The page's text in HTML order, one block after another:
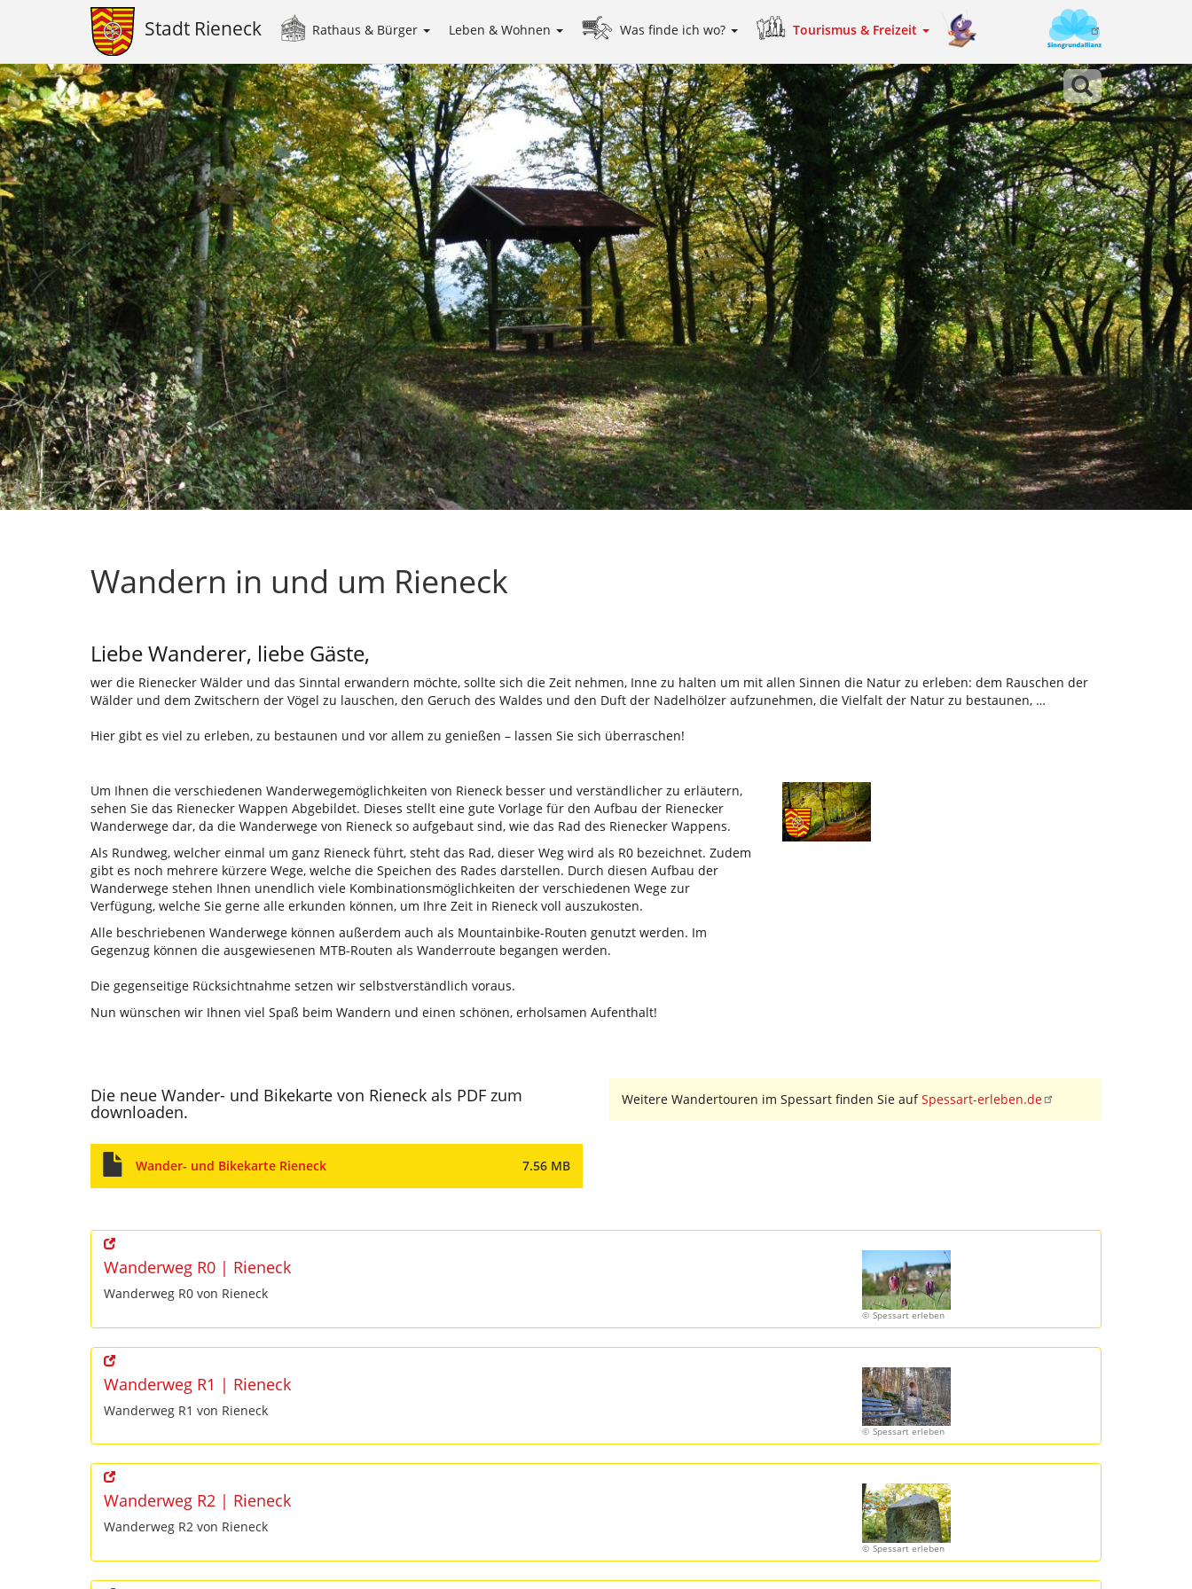
Direkt
zum
Inhalt
Stadt Rieneck
Main
navigation
Rathaus & Bürger Leben & Wohnen Was finde ich wo? Tourismus & Freizeit
Meta
navigation
Sinngrundallianz
Wandern in und um Rieneck
Liebe Wanderer, liebe Gäste,
wer die Rienecker Wälder und das Sinntal erwandern möchte, sollte sich die Zeit nehmen, Inne zu halten um mit allen Sinnen die Natur zu erleben: dem Rauschen der
Wälder und dem Zwitschern der Vögel zu lauschen, den Geruch des Waldes und den Duft der Nadelhölzer aufzunehmen, die Vielfalt der Natur zu bestaunen, …
Hier gibt es viel zu erleben, zu bestaunen und vor allem zu genießen – lassen Sie sich überraschen!
Um Ihnen die verschiedenen Wanderwegemöglichkeiten von Rieneck besser und verständlicher zu erläutern,
sehen Sie das Rienecker Wappen Abgebildet. Dieses stellt eine gute Vorlage für den Aufbau der Rienecker
Wanderwege dar, da die Wanderwege von Rieneck so aufgebaut sind, wie das Rad des Rienecker Wappens.
Als Rundweg, welcher einmal um ganz Rieneck führt, steht das Rad, dieser Weg wird als R0 bezeichnet. Zudem
gibt es noch mehrere kürzere Wege, welche die Speichen des Rades darstellen. Durch diesen Aufbau der
Wanderwege stehen Ihnen unendlich viele Kombinationsmöglichkeiten der verschiedenen Wege zur
Verfügung, welche Sie gerne alle erkunden können, um Ihre Zeit in Rieneck voll auszukosten.
Alle beschriebenen Wanderwege können außerdem auch als Mountainbike-Routen genutzt werden. Im
Gegenzug können die ausgewiesenen MTB-Routen als Wanderroute begangen werden.
Die gegenseitige Rücksichtnahme setzen wir selbstverständlich voraus.
Nun wünschen wir Ihnen viel Spaß beim Wandern und einen schönen, erholsamen Aufenthalt!
Die neue Wander- und Bikekarte von Rieneck als PDF zum
downloaden.
Wander- und Bikekarte Rieneck 7.56 MB
Weitere Wandertouren im Spessart finden Sie aufSpessart-erleben.de
Wanderweg R0 | Rieneck
Wanderweg R0 von Rieneck
Spessart erleben
Wanderweg R1 | Rieneck
Wanderweg R1 von Rieneck
Spessart erleben
Wanderweg R2 | Rieneck
Wanderweg R2 von Rieneck
Spessart erleben